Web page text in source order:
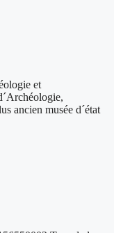
et
ancien musée d´état